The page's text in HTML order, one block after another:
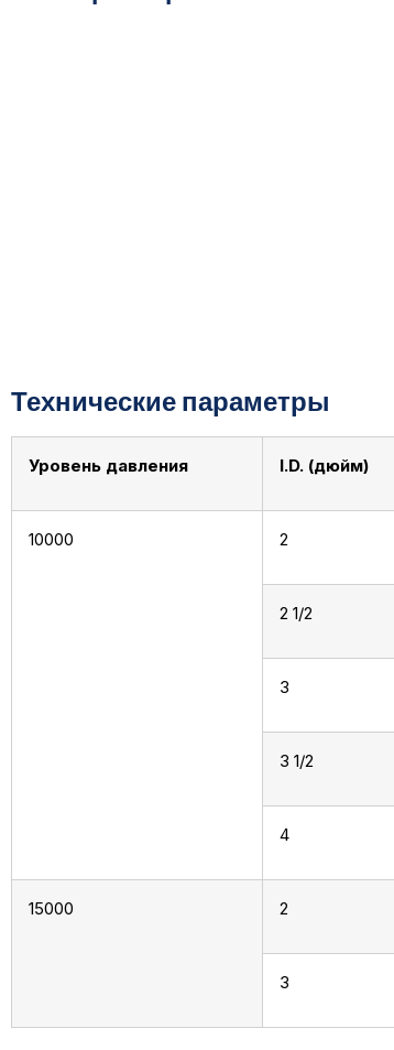
Технические параметры
Уровень давления I.D. (дюйм)
10000 2
2 1/2
3
3 1/2
4
15000 2
3